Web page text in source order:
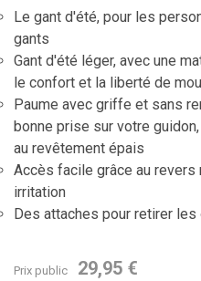
Le gant d'été, pour les
gants
Gant d'été léger, avec une
le confort et la liberté de
Paume avec griffe et sans
bonne prise sur votre
au revêtement épais
Accès facile grâce au
irritation
Des attaches pour retirer
Prix public 29,95 €